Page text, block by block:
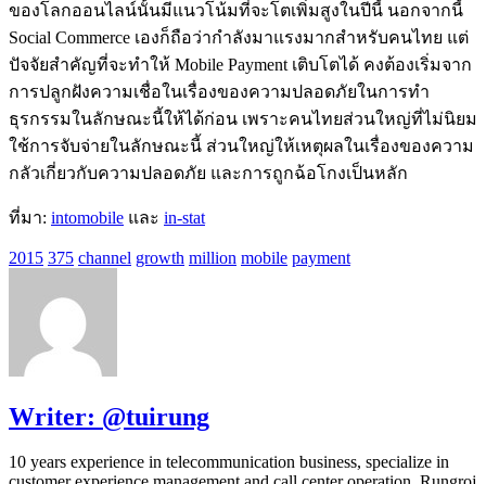
ของโลกออนไลน์นั้นมีแนวโน้มที่จะโตเพิ่มสูงในปีนี้ นอกจากนี้
Social Commerce เองก็ถือว่ากำลังมาแรงมากสำหรับคนไทย แต่
ปัจจัยสำคัญที่จะทำให้ Mobile Payment เติบโตได้ คงต้องเริ่มจาก
การปลูกฝังความเชื่อในเรื่องของความปลอดภัยในการทำ
ธุรกรรมในลักษณะนี้ให้ได้ก่อน เพราะคนไทยส่วนใหญ่ที่ไม่นิยม
ใช้การจับจ่ายในลักษณะนี้ ส่วนใหญ่ให้เหตุผลในเรื่องของความ
กลัวเกี่ยวกับความปลอดภัย และการถูกฉ้อโกงเป็นหลัก
ที่มา: intomobile และ in-stat
2015 375 channel growth million mobile payment
Writer: @tuirung
10 years experience in telecommunication business, specialize in